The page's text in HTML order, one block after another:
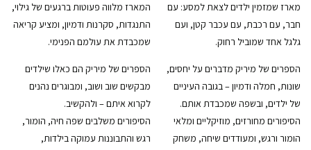
מארז שמזמין ילדים לצאת למסע: עם
חבר, עם רכבת, עם עכבר קטן, ועם
גלגל אחד שמוביל רחוק.
הספרים של מיריק מדברים על יחסים,
שונות, חמלה ודמיון – בגובה העיניים
של ילדים, ובשפה שמכבדת אותם.
הסיפורים מחורזים, מוזיקליים ומלאי
הומור ורגש, ומעודדים שיחה, משחק
המארז מלווה פעוטות ברגעים של גילוי,
התנגדות, סקרנות ודמיון, ומציע קריאה
שמכבדת את עולמם הפנימי.
הספרים של מיריק הם כאלו שילדים
מבקשים שוב ושוב, ומבוגרים נהנים
לקרוא איתם – ולהקשיב.
הסיפורים משלבים שפה חיה, הומור,
רגש והתבוננות עמוקה בילדות,